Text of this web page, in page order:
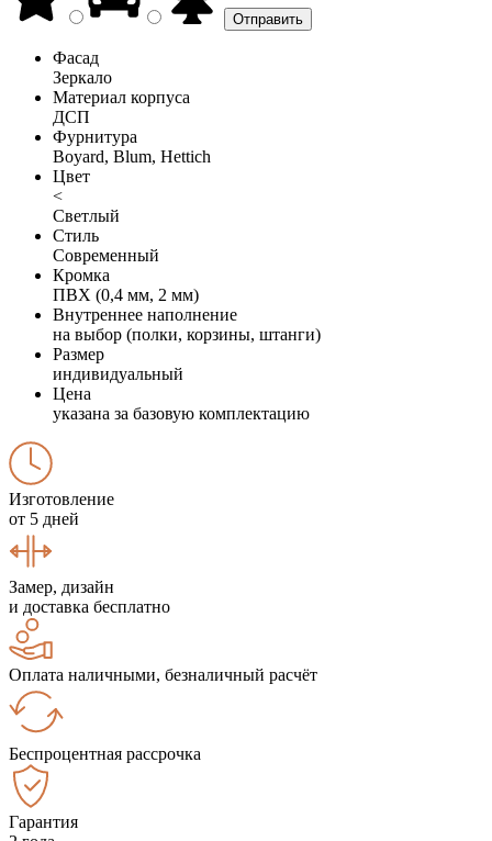
Фасад
Зеркало
Материал корпуса
ДСП
Фурнитура
Boyard, Blum, Hettich
Цвет
<
Светлый
Стиль
Современный
Кромка
ПВХ (0,4 мм, 2 мм)
Внутреннее наполнение
на выбор (полки, корзины, штанги)
Размер
индивидуальный
Цена
указана за базовую комплектацию
Изготовление
от 5 дней
Замер, дизайн
и доставка бесплатно
Оплата наличными, безналичный расчёт
Беспроцентная рассрочка
Гарантия